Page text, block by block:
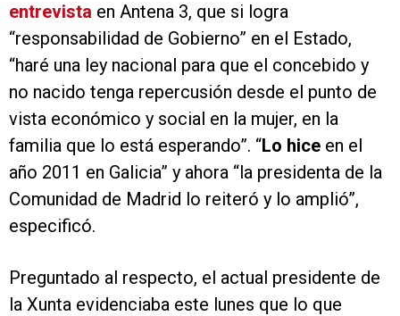
entrevista en Antena 3, que si logra
“responsabilidad de Gobierno” en el Estado,
“haré una ley nacional para que el concebido y
no nacido tenga repercusión desde el punto de
vista económico y social en la mujer, en la
familia que lo está esperando”. “Lo hice en el
año 2011 en Galicia” y ahora “la presidenta de la
Comunidad de Madrid lo reiteró y lo amplió”,
especificó.
Preguntado al respecto, el actual presidente de
la Xunta evidenciaba este lunes que lo que